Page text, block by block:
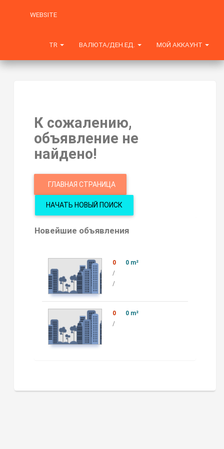
WEBSITE
МОЙ АККАУНТ
ВАЛЮТА/ДЕН.ЕД.
TR
К сожалению,
объявление не
найдено!
ГЛАВНАЯ СТРАНИЦА
НАЧАТЬ НОВЫЙ ПОИСК
Новейшие объявления
0
0 m²
/
/
0
0 m²
/